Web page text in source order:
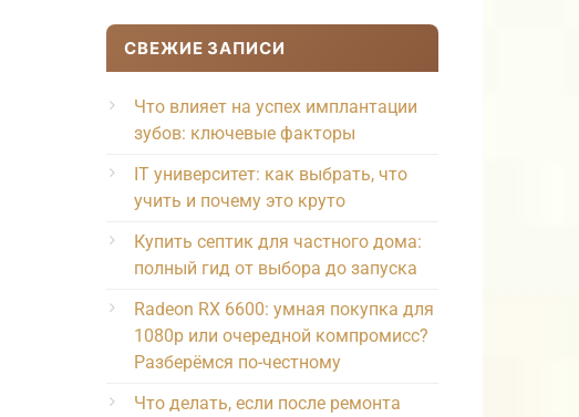
СВЕЖИЕ ЗАПИСИ
Что влияет на успех имплантации
зубов: ключевые факторы
IT университет: как выбрать, что
учить и почему это круто
Купить септик для частного дома:
полный гид от выбора до запуска
Radeon RX 6600: умная покупка для
1080p или очередной компромисс?
Разберёмся по-честному
Что делать, если после ремонта